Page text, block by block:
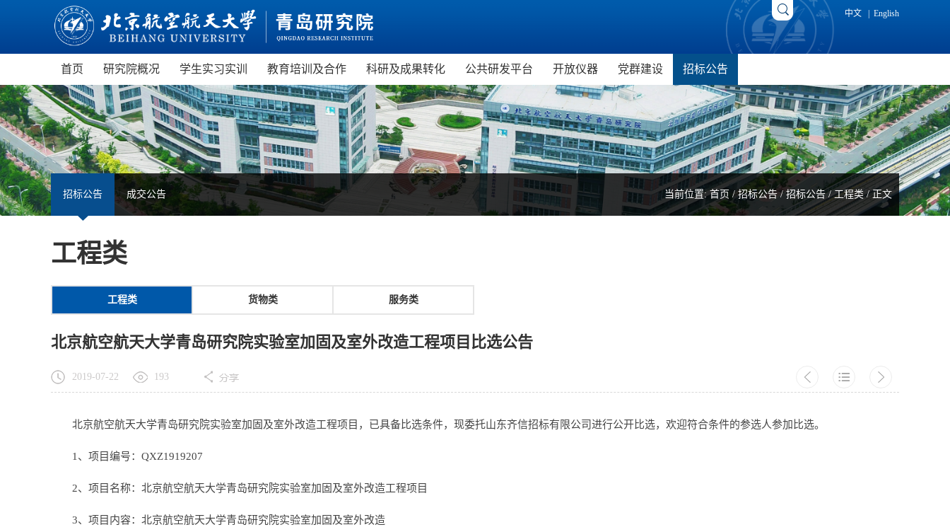
中文 English
首页 研究院概况
研究院介绍
现任领导
机构设置
部门设置
园区概览
学生实习实训
制度建设
管理服务
教育培训及合作
青岛市科普教育基地
青岛市中小学研学旅行基地
航空航天STEAM教育培训基地
虚拟现实教育培训基地
无人机科普教育基地
科研及成果转化
科技政策
科研成果
科研平台
公共研发平台
虚拟现实技术与应用公共研发
服务平台
开放仪器
虚拟现实研究院
微电子研究院
精密仪器与光电研究院
新材料研究院
空天技术应用研究院
党群建设
研究生党建
工会工作
招标公告
招标公告
成交公告
当前位置:首页 / 招标公告/ 招标公告/工程类/ 正文
招标公告 成交公告
工程类
工程类 货物类 服务类
北京航空航天大学青岛研究院实验室加固及室外改造工程项目比选公告
2019-07-22 193
北京航空航天大学青岛研究院实验室加固及室外改造工程项目，已具备比选条件，现委托山东齐信招标有限公司进行公开比选，欢迎符合条件的参选人参加比选。
1、项目编号：QXZ1919207
2、项目名称：北京航空航天大学青岛研究院实验室加固及室外改造工程项目
3、项目内容：北京航空航天大学青岛研究院实验室加固及室外改造